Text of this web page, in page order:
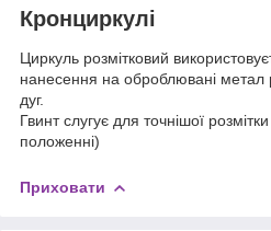
Кронциркулі
Циркуль розмітковий
нанесення на оброблювані метал
дуг.
Гвинт слугує для точнішої
положенні)
Приховати